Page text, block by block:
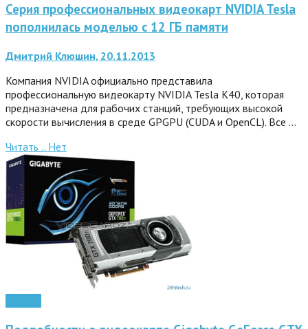
Серия профессиональных видеокарт NVIDIA Tesla
пополнилась моделью с 12 ГБ памяти
Дмитрий Клюшин, 20.11.2013
Компания NVIDIA официально представила
профессиональную видеокарту NVIDIA Tesla K40, которая
предназначена для рабочих станций, требующих высокой
скорости вычисления в среде GPGPU (CUDA и OpenCL). Все …
Читать .. Нет